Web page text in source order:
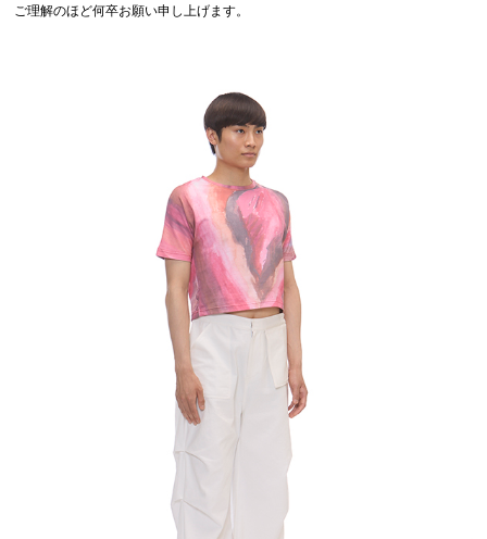
ご理解のほど何卒お願い申し上げます。